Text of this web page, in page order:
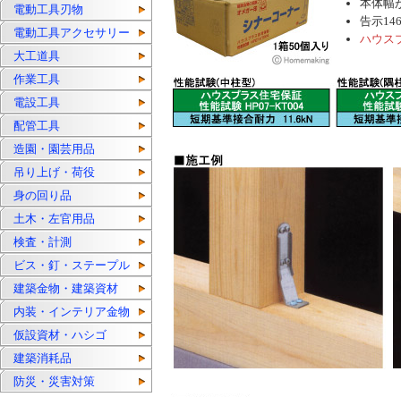
電動工具刃物
電動工具アクセサリー
大工道具
作業工具
電設工具
配管工具
造園・園芸用品
吊り上げ・荷役
身の回り品
土木・左官用品
検査・計測
ビス・釘・ステープル
建築金物・建築資材
内装・インテリア金物
仮設資材・ハシゴ
建築消耗品
防災・災害対策
本体幅
告示
ハウス